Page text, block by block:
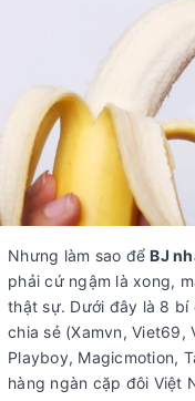
Nhưng làm sao đểBJ
phải cứ ngậm là xong,
thật sự. Dưới đây là 8 bí
chia sẻ (Xamvn, Viet69,
Playboy, Magicmotion,
hàng ngàn cặp đôi Việt